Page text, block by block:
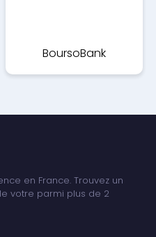
BoursoBank
en France. Trouvez un
votre parmi plus de 2